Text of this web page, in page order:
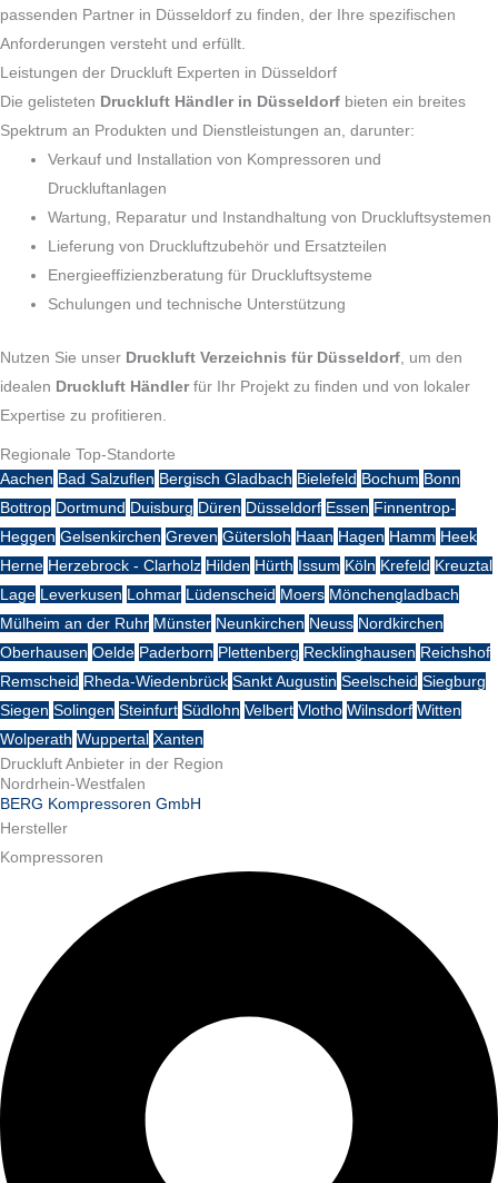
passenden Partner in Düsseldorf zu finden, der Ihre spezifischen
Anforderungen versteht und erfüllt.
Leistungen der Druckluft Experten in Düsseldorf
Die gelisteten Druckluft Händler in Düsseldorf bieten ein breites
Spektrum an Produkten und Dienstleistungen an, darunter:
Verkauf und Installation von Kompressoren und
Druckluftanlagen
Wartung, Reparatur und Instandhaltung von Druckluftsystemen
Lieferung von Druckluftzubehör und Ersatzteilen
Energieeffizienzberatung für Druckluftsysteme
Schulungen und technische Unterstützung
Nutzen Sie unser Druckluft Verzeichnis für Düsseldorf , um den
idealen Druckluft Händlerfür Ihr Projekt zu finden und von lokaler
Expertise zu profitieren.
Regionale Top-Standorte
Aachen Bad Salzuflen Bergisch Gladbach Bielefeld Bochum Bonn
Bottrop Dortmund Duisburg Düren Düsseldorf Essen Finnentrop-
Heggen Gelsenkirchen Greven Gütersloh Haan Hagen Hamm Heek
Herne Herzebrock - Clarholz Hilden Hürth Issum Köln Krefeld Kreuztal
Lage Leverkusen Lohmar Lüdenscheid Moers Mönchengladbach
Mülheim an der Ruhr Münster Neunkirchen Neuss Nordkirchen
Oberhausen Oelde Paderborn Plettenberg Recklinghausen Reichshof
Remscheid Rheda-Wiedenbrück Sankt Augustin Seelscheid Siegburg
Siegen Solingen Steinfurt Südlohn Velbert Vlotho Wilnsdorf Witten
Wolperath Wuppertal Xanten
Druckluft Anbieter in der Region
Nordrhein-Westfalen
BERG Kompressoren GmbH
Hersteller
Kompressoren